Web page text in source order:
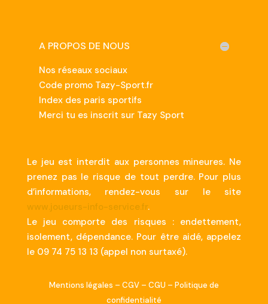
A PROPOS DE NOUS
Nos réseaux sociaux
Code promo Tazy-Sport.fr
Index des paris sportifs
Merci tu es inscrit sur Tazy Sport
Le jeu est interdit aux personnes mineures. Ne
prenez pas le risque de tout perdre. Pour plus
d’informations, rendez-vous sur le site
www.joueurs-info-service.fr.
Le jeu comporte des risques : endettement,
isolement, dépendance. Pour être aidé, appelez
le 09 74 75 13 13 (appel non surtaxé).
Mentions légales – CGV– CGU – Politique de
confidentialité